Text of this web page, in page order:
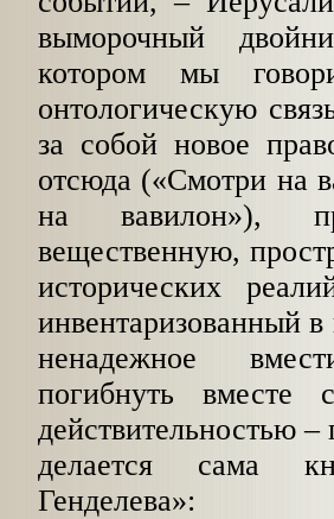
выморочный
котором мы
онтологическую
за собой новое
отсюда («Смотри на
на вавилон»),
вещественную,
исторических
инвентаризованный
ненадежное
погибнуть вместе
действительностью –
делается сама
Генделева»: